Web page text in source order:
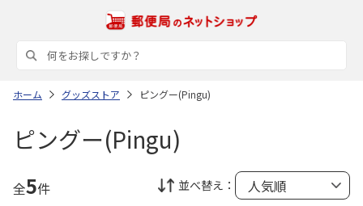
ホーム グッズストア ピングー(Pingu)
ピングー(Pingu)
全5件 並べ替え：